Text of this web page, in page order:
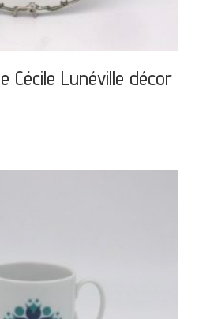
Cécile Lunéville décor